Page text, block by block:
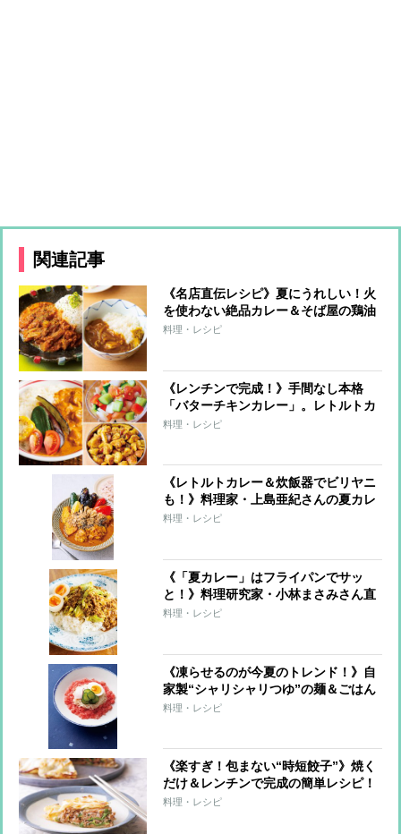
関連記事
《名店直伝レシピ》夏にうれしい！火
を使わない絶品カレー＆そば屋の鶏油
和風カレー
料理・レシピ
《レンチンで完成！》手間なし本格
「バターチキンカレー」。レトルトカ
レーが激変する簡単トッピングも
料理・レシピ
《レトルトカレー＆炊飯器でビリヤニ
も！》料理家・上島亜紀さんの夏カレ
ーレシピ
料理・レシピ
《「夏カレー」はフライパンでサッ
と！》料理研究家・小林まさみさん直
伝レシピ
料理・レシピ
《凍らせるのが今夏のトレンド！》自
家製“シャリシャリつゆ”の麺＆ごはん
7レシピ
料理・レシピ
《楽すぎ！包まない“時短餃子”》焼く
だけ＆レンチンで完成の簡単レシピ！
料理・レシピ